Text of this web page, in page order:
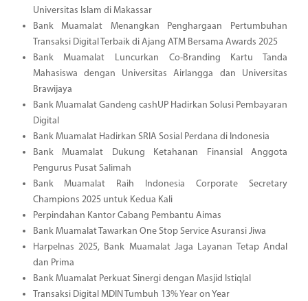
Universitas Islam di Makassar
Bank Muamalat Menangkan Penghargaan Pertumbuhan
Transaksi Digital Terbaik di Ajang ATM Bersama Awards 2025
Bank Muamalat Luncurkan Co-Branding Kartu Tanda
Mahasiswa dengan Universitas Airlangga dan Universitas
Brawijaya
Bank Muamalat Gandeng cashUP Hadirkan Solusi Pembayaran
Digital
Bank Muamalat Hadirkan SRIA Sosial Perdana di Indonesia
Bank Muamalat Dukung Ketahanan Finansial Anggota
Pengurus Pusat Salimah
Bank Muamalat Raih Indonesia Corporate Secretary
Champions 2025 untuk Kedua Kali
Perpindahan Kantor Cabang Pembantu Aimas
Bank Muamalat Tawarkan One Stop Service Asuransi Jiwa
Harpelnas 2025, Bank Muamalat Jaga Layanan Tetap Andal
dan Prima
Bank Muamalat Perkuat Sinergi dengan Masjid Istiqlal
Transaksi Digital MDIN Tumbuh 13% Year on Year